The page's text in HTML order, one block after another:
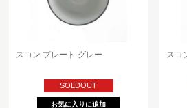
スコン プレート グレー
SOLDOUT
スコ